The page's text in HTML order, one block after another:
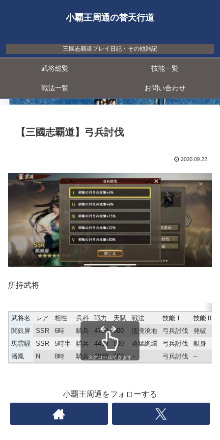
小覇王周通の替天行道
三國志覇道プレイ日記・その他雑記
武将総覧 技能一覧
戦法一覧 お問い合わせ
【三國志覇道】弓兵討伐
2020.09.22
所持武将
武将名 レア 相性 兵科 戦力 天賦 戦法 技能Ⅰ 技能Ⅱ
関銀屏
SSR 6時 騎兵 4759 800 活溌溌地 弓兵討伐 発破
馬雲騄
SSR 5時半 騎兵 4493 800 勇猛絢爛 弓兵討伐 献身
潘鳳
N 8時 騎兵 1888 500 – 弓兵討伐 –
スクロールできます
小覇王周通をフォローする